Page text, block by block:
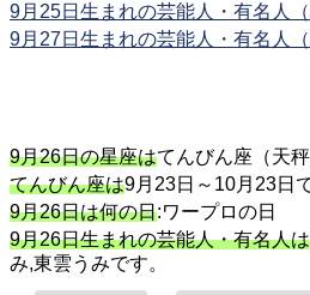
9月25日生まれの芸能人・有名人（
9月27日生まれの芸能人・有名人（
9月26日の星座はてんびん座（天秤
てんびん座は9月23日～10月23日で
9月26日は何の日:ワープロの日
9月26日生まれの芸能人・有名人は
み,東雲うみです。